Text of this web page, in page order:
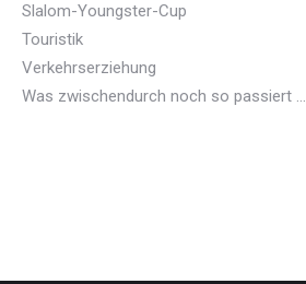
Slalom-Youngster-Cup
Touristik
Verkehrserziehung
Was zwischendurch noch so passiert …